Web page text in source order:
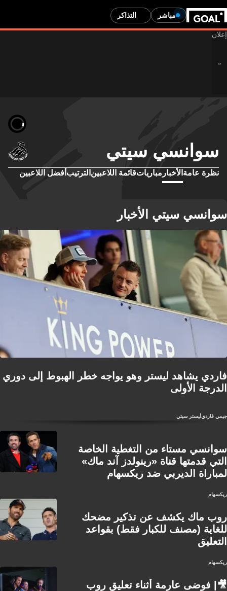
مباشر التذاكر
سوانسي سيتي
نظرة عامة الأخبار مبارياتقائمة اللاعبين الترتيب أفضل اللاعبين
سوانسي سيتي الأخبار
فاردي يشاهد ليستر وهو يواجه خطر الهبوط إلى دوري
الدرجة الأولى
جيمي فارديليستر سيتي
سوانسي مستاء من التغطية الخاصة
التي قدمتها قناة «رينولدز آند ماك»
لمباراة الديربي ضد ريكسهام
ريكسهام
روب ماك يكشف عن تذكير مضحك
للغاية (مصنف للكبار فقط) بقواعد
التعليق
ريكسهام
🎥| فوضى عارمة أثناء تعليق روب